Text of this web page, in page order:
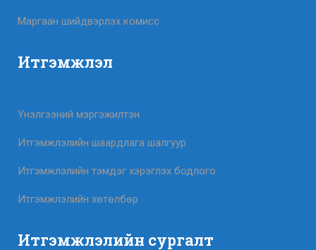
Маргаан шийдвэрлэх комисс
Итгэмжлэл
Үнэлгээний мэргэжилтэн
Итгэмжлэлийн шаардлага шалгуур
Итгэмжлэлийн тэмдэг хэрэглэх бодлого
Итгэмжлэлийн хөтөлбөр
Итгэмжлэлийн сургалт